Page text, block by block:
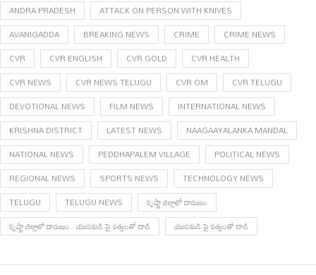
ANDRA PRADESH
ATTACK ON PERSON WITH KNIVES
AVANIGADDA
BREAKING NEWS CRIME
CRIME NEWS
CVR
CVR ENGLISH CVR GOLD
CVR HEALTH
CVR NEWS
CVR NEWS TELUGU CVR OM
CVR TELUGU
DEVOTIONAL NEWS
FILM NEWS
INTERNATIONAL NEWS
KRISHNA DISTRICT
LATEST NEWS
NAAGAAYALANKA MANDAL
NATIONAL NEWS
PEDDHAPALEM VILLAGE
POLITICAL NEWS
REGIONAL NEWS
SPORTS NEWS
TECHNOLOGY NEWS
TELUGU
TELUGU NEWS
కృష్ణా జిల్లాలో దారుణం
కృష్ణా జిల్లాలో దారుణం.. యువకుడి పై కత్తులతో దాడి
యువకుడి పై కత్తులతో దాడి